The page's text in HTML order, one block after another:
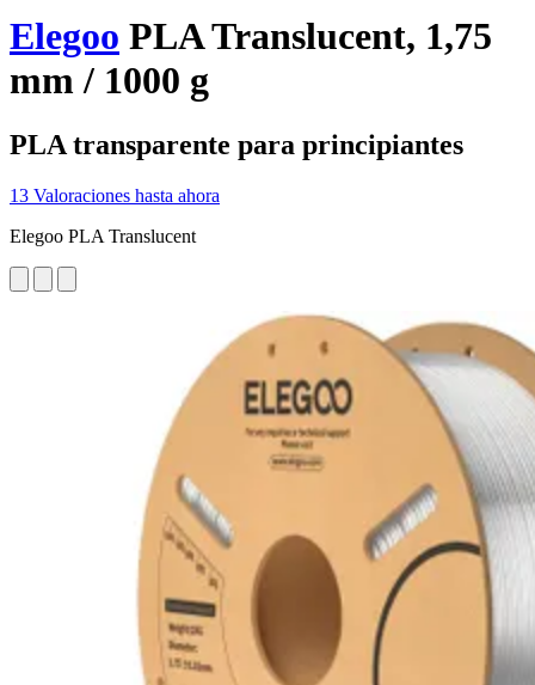
Elegoo PLA Translucent, 1,75
mm / 1000 g
PLA transparente para principiantes
13 Valoraciones hasta ahora
Elegoo PLA Translucent